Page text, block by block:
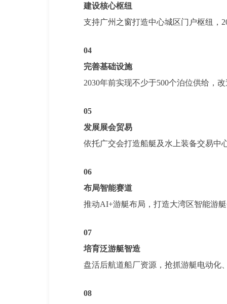
建设核心枢纽
支持广州之窗打造中心城区门户枢纽，
04
完善基础设施
2030年前实现不少于500个泊位供给，
05
发展展会贸易
依托广交会打造船艇及水上装备交易中
06
布局智能赛道
推动AI+游艇布局，打造大湾区智能游
07
培育泛游艇智造
盘活后航道船厂资源，抢抓游艇电动化
08